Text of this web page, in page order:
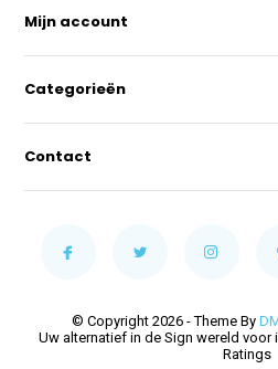
Mijn account
Categorieën
Contact
© Copyright 2026 - Theme By
Uw alternatief in de Sign wereld voor
Ratings